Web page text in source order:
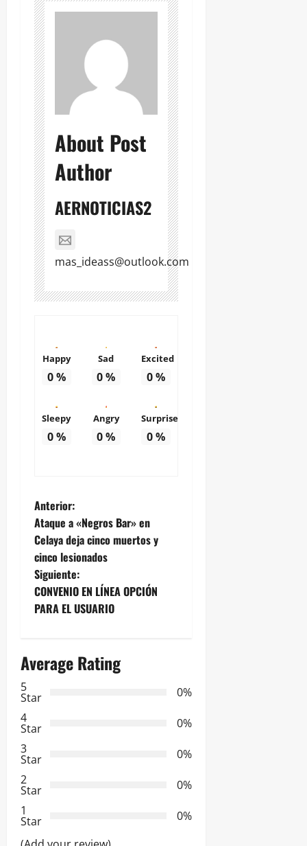
About Post
Author
AERNOTICIAS2
mas_ideass@outlook.com
Happy
0%
Sad
0%
Excited
0%
Sleepy
0%
Angry
0%
Surprise
0%
N
a
v
e
a
i
ó
n
d
e
Anterior:
Ataque a «Negros Bar» en
Celaya deja cinco muertos y
cinco lesionados
Siguiente:
CONVENIO EN LÍNEA OPCIÓN
PARA EL USUARIO
Average Rating
5
Star
0%
4
Star
0%
3
Star
0%
2
Star
0%
1
Star
0%